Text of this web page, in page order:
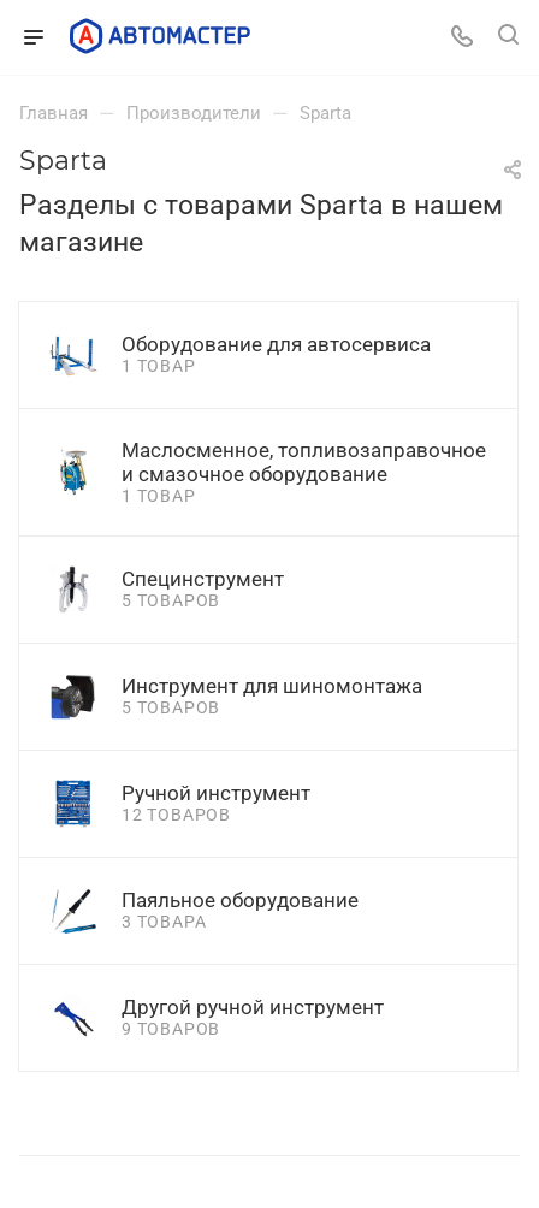
Главная — Производители — Sparta
Sparta
Разделы с товарами Sparta в нашем
магазине
Оборудование для автосервиса
1 ТОВАР
Маслосменное, топливозаправочное
и смазочное оборудование
1 ТОВАР
Специнструмент
5 ТОВАРОВ
Инструмент для шиномонтажа
5 ТОВАРОВ
Ручной инструмент
12 ТОВАРОВ
Паяльное оборудование
3 ТОВАРА
Другой ручной инструмент
9 ТОВАРОВ